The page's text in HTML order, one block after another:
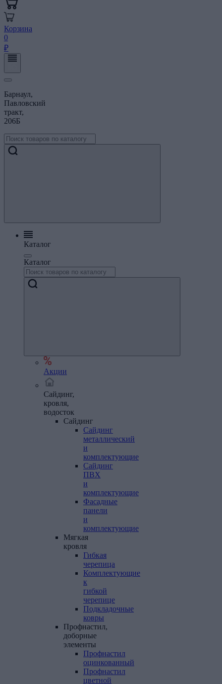
Корзина
0
₽
Барнаул,
Павловский
тракт,
206Б
Каталог
Каталог
Акции
Сайдинг,
кровля,
водосток
Сайдинг
Сайдинг
металлический
и
комплектующие
Сайдинг
ПВХ
и
комплектующие
Фасадные
панели
и
комплектующие
Мягкая
кровля
Гибкая
черепица
Комплектующие
к
гибкой
черепице
Подкладочные
ковры
Профнастил,
доборные
элементы
Профнастил
оцинкованный
Профнастил
цветной